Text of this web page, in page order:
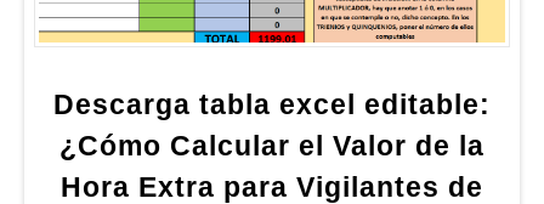
Descarga tabla excel editable:
¿Cómo Calcular el Valor de la
Hora Extra para Vigilantes de